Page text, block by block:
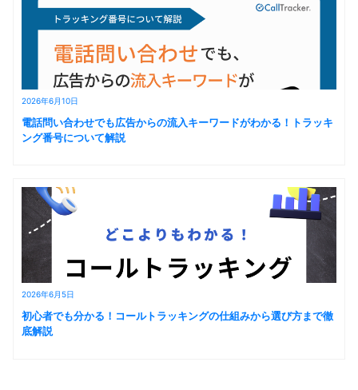
2026年6月10日
電話問い合わせでも広告からの流入キーワードがわかる！トラッキ
ング番号について解説
2026年6月5日
初心者でも分かる！コールトラッキングの仕組みから選び方まで徹
底解説